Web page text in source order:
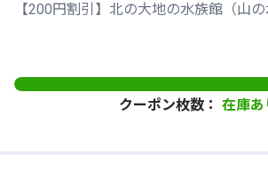
【200円割引】北の大地の水族館（山の
クーポン枚数： 在庫あ